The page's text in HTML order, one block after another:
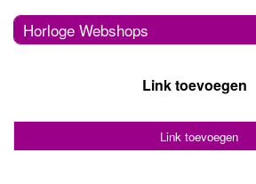
Horloge Webshops
Link toevoegen
Link toevoegen